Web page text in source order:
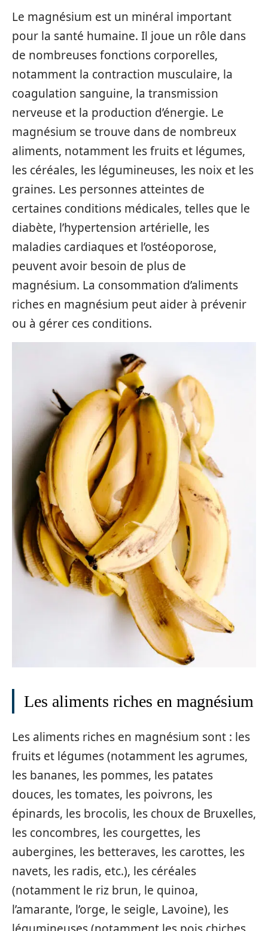
Le magnésium est un minéral important
pour la santé humaine. Il joue un rôle dans
de nombreuses fonctions corporelles,
notamment la contraction musculaire, la
coagulation sanguine, la transmission
nerveuse et la production d’énergie. Le
magnésium se trouve dans de nombreux
aliments, notamment les fruits et légumes,
les céréales, les légumineuses, les noix et les
graines. Les personnes atteintes de
certaines conditions médicales, telles que le
diabète, l’hypertension artérielle, les
maladies cardiaques et l’ostéoporose,
peuvent avoir besoin de plus de
magnésium. La consommation d’aliments
riches en magnésium peut aider à prévenir
ou à gérer ces conditions.
Les aliments riches en magnésium
Les aliments riches en magnésium sont : les
fruits et légumes (notamment les agrumes,
les bananes, les pommes, les patates
douces, les tomates, les poivrons, les
épinards, les brocolis, les choux de Bruxelles,
les concombres, les courgettes, les
aubergines, les betteraves, les carottes, les
navets, les radis, etc.), les céréales
(notamment le riz brun, le quinoa,
l’amarante, l’orge, le seigle, Lavoine), les